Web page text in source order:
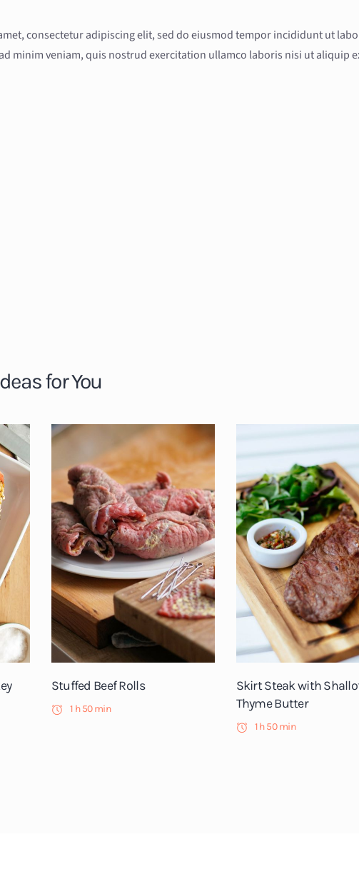
consectetur adipiscing elit, sed do eiusmod tempor incididunt ut
minim veniam, quis nostrud exercitation ullamco laboris nisi ut aliquip
for You
Stuffed Beef Rolls
1 h 50 min
Skirt Steak with
Thyme Butter
1 h 50 min